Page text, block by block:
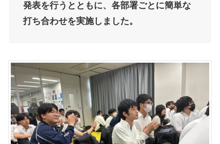
発表を行うとともに、各部署ごとに簡単な
打ち合わせを実施しました。